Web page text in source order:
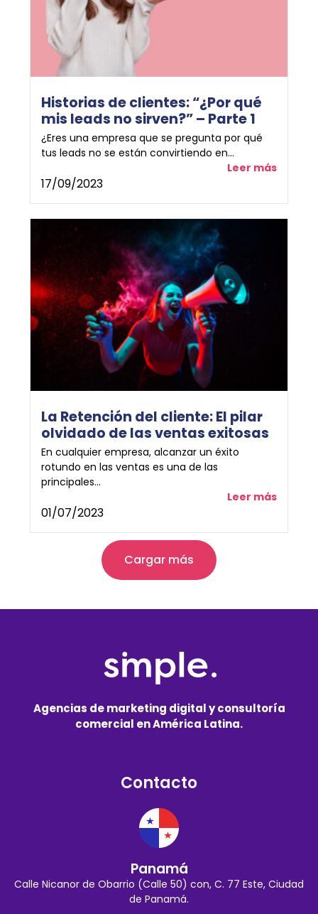
Historias de clientes: “¿Por qué
mis leads no sirven?” – Parte 1
¿Eres una empresa que se pregunta por qué
tus leads no se están convirtiendo en...
Leer más
17/09/2023
La Retención del cliente: El pilar
olvidado de las ventas exitosas
En cualquier empresa, alcanzar un éxito
rotundo en las ventas es una de las
principales...
Leer más
01/07/2023
Cargar más
Agencias de marketing digital y consultoría
comercial en América Latina.
Contacto
Panamá
Calle Nicanor de Obarrio (Calle 50) con, C. 77 Este, Ciudad
de Panamá.